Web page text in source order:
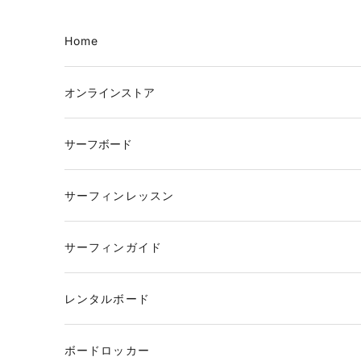
Home
オンラインストア
サーフボード
サーフィンレッスン
サーフィンガイド
レンタルボード
ボードロッカー